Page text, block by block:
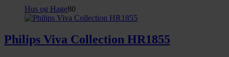
Hus og Hage80
Philips Viva Collection HR1855